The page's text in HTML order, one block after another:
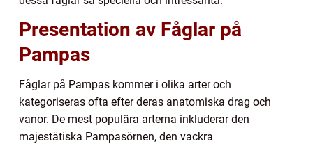
Presentation av Fåglar på
Pampas
Fåglar på Pampas kommer i olika arter och
kategoriseras ofta efter deras anatomiska drag och
vanor. De mest populära arterna inkluderar den
majestätiska Pampasörnen, den vackra